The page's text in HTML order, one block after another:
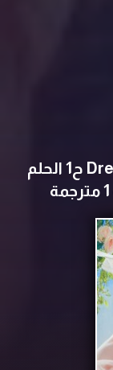
Dreaming of a Freaking Fairytale ح1 الحلم